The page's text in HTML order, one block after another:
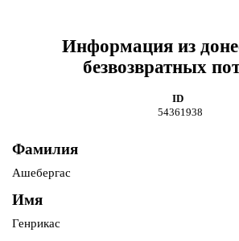
Информация из
безвозвратных
ID
54361938
Фамилия
Ашебергас
Имя
Генрикас